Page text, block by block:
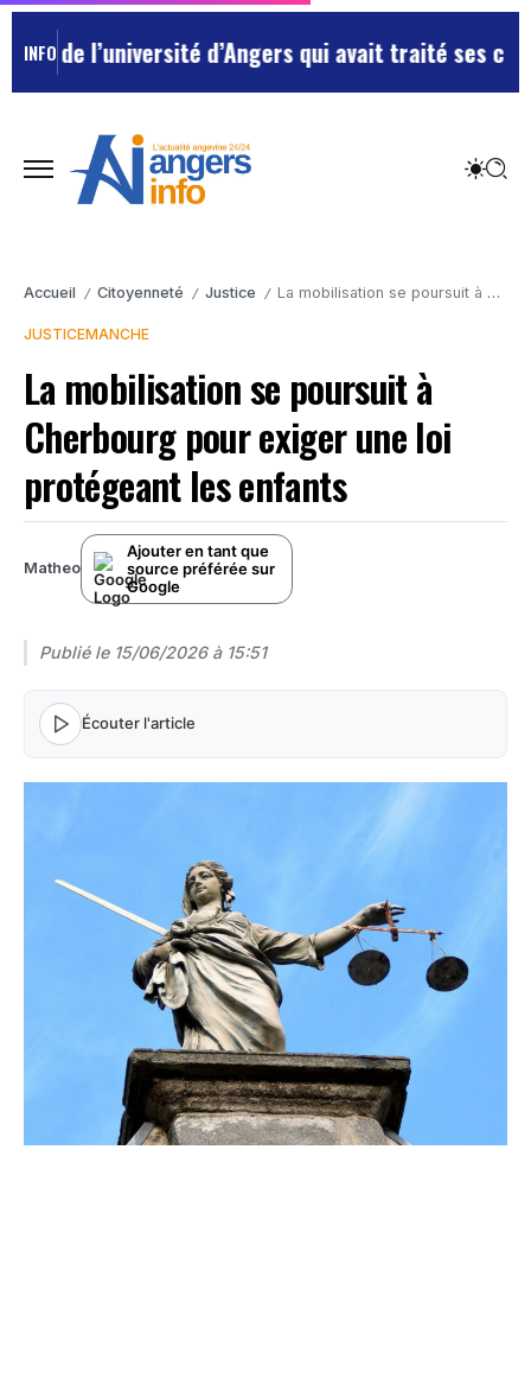
INFO
l’université d’Angers qui avait traité ses chefs de
Accueil / Citoyenneté / Justice / La mobilisation se poursuit à Cherbourg pour exiger une loi protégeant les enfants
JUSTICEMANCHE
La mobilisation se poursuit à
Cherbourg pour exiger une loi
protégeant les enfants
Matheo
Ajouter en tant que
source préférée sur
Google
Publié le 15/06/2026 à 15:51
Écouter l'article